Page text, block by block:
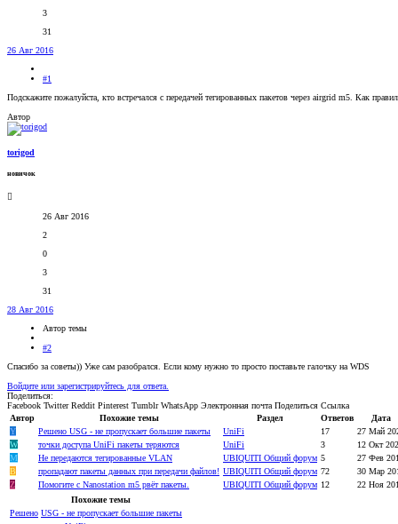
3
31
26 Авг 2016
#1
Подскажите пожалуйста, кто встречался с передачей тегированных пакетов через airgrid m5. Как
Автор
torigod
новичок
26 Авг 2016
2
0
3
31
28 Авг 2016
Автор темы
#2
Спасибо за советы)) Уже сам разобрался. Если кому нужно то просто поставьте галочку на WDS
Войдите или зарегистрируйтесь для ответа.
Поделиться:
Facebook Twitter Reddit Pinterest Tumblr WhatsApp Электронная почта Поделиться Ссылка
Автор
Похожие темы Раздел Ответов
Дата
Y
Решено USG - не пропускает большие пакеты UniFi 17
27 Май
W
точки доступа UniFi пакеты теряются UniFi 3
12 Окт
М
Не передаются тегированные VLAN UBIQUITI Общий форум 5
27 Фев
B
пропадают пакеты данных при передачи файлов! UBIQUITI Общий форум 72
30 Мар
Z
Помогите с Nanostation m5 рвёт пакеты. UBIQUITI Общий форум 12
22 Ноя
Похожие темы
Решено USG - не пропускает большие пакеты